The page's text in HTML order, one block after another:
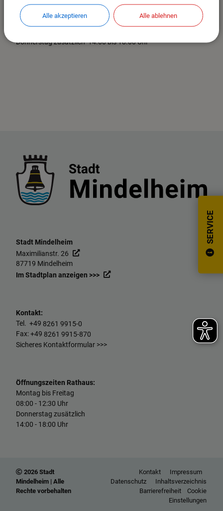
SERVICE
Öffnungszeiten Rathaus:
Donnerstag zusätzlich 14.00 bis 18.00 Uhr
Stadt Mindelheim
Maximilianstr. 26
87719 Mindelheim
Im Stadtplan anzeigen >>>
Kontakt:
Tel. +49 8261 9915-0
Fax: +49 8261 9915-870
Sicheres Kontaktformular >>>
Öffnungszeiten Rathaus:
Montag bis Freitag
08:00 - 12:30 Uhr
Donnerstag zusätzlich
14:00 - 18:00 Uhr
2026 Stadt
Mindelheim | Alle
Rechte vorbehalten
Kontakt
Impressum
Datenschutz
Inhaltsverzeichnis
Barrierefreiheit
Cookie
Einstellungen
Alle akzeptieren Alle ablehnen